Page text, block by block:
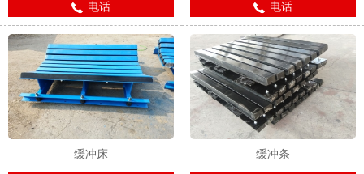
电话 电话
缓冲床 缓冲条